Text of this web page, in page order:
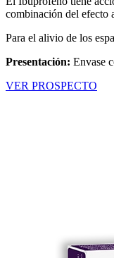
combinación del efecto
Para el alivio de los
Presentación: Envase
VER PROSPECTO